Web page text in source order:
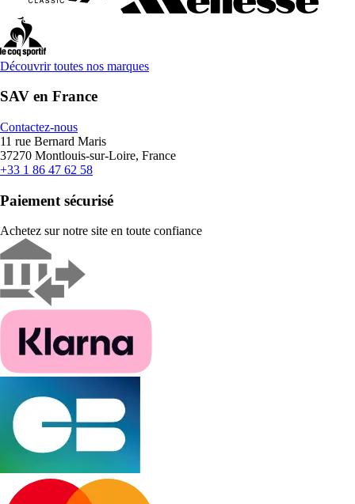
Découvrir toutes nos marques
SAV en France
Contactez-nous
11 rue Bernard Maris
37270 Montlouis-sur-Loire, France
+33 1 86 47 62 58
Paiement sécurisé
Achetez sur notre site en toute confiance